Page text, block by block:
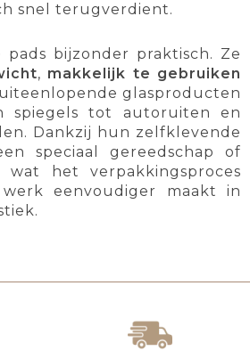
snel terugverdient.
pads bijzonder praktisch. Ze
, makkelijk te gebruiken
glasproducten
spiegels tot autoruiten en
Dankzij hun zelfklevende
speciaal gereedschap of
het verpakkingsproces
eenvoudiger maakt in